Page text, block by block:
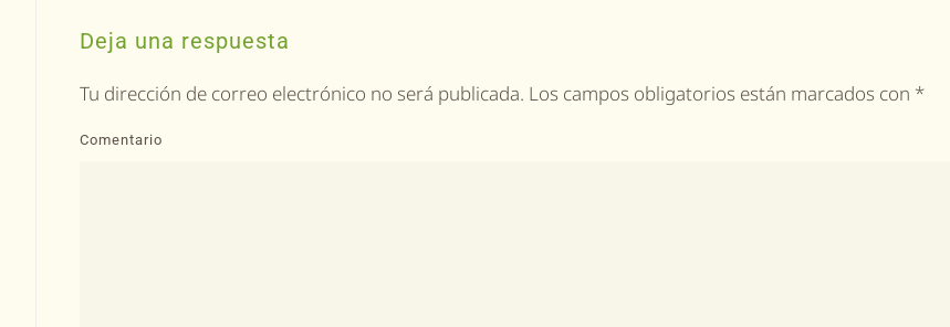
Deja una respuesta
Tu dirección de correo electrónico no será publicada. Los campos obligatorios están marcados con *
Comentario